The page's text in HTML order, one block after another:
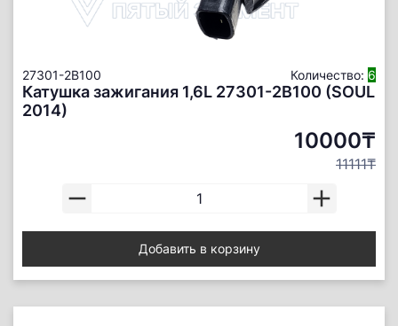
27301-2B100 Количество: 6
Катушка зажигания 1,6L 27301-2B100 (SOUL
2014)
10000₸
11111₸
Добавить в корзину